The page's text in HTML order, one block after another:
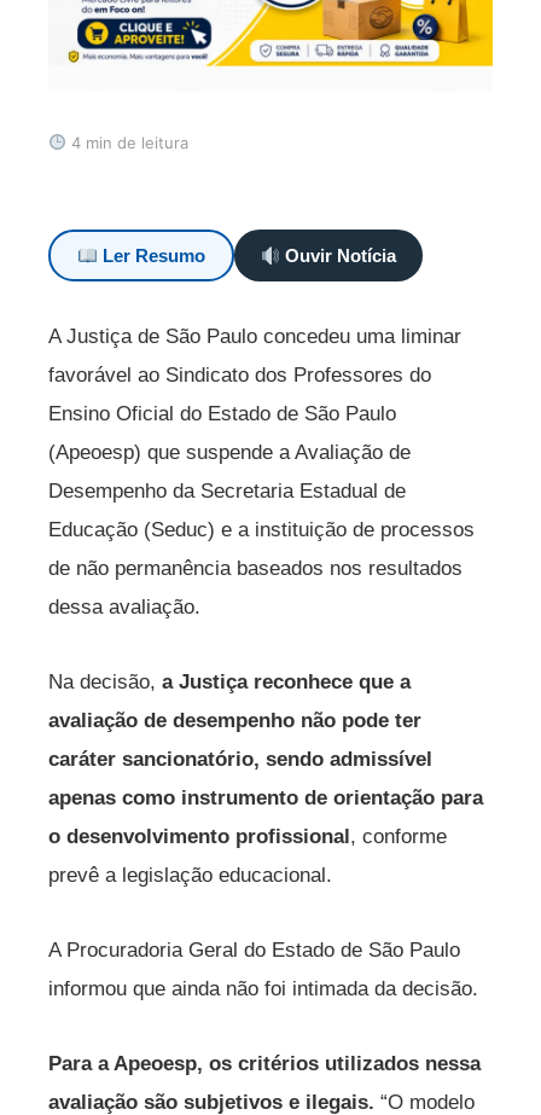
4 min de leitura
Ler Resumo Ouvir Notícia
A Justiça de São Paulo concedeu uma liminar
favorável ao Sindicato dos Professores do
Ensino Oficial do Estado de São Paulo
(Apeoesp) que suspende a Avaliação de
Desempenho da Secretaria Estadual de
Educação (Seduc) e a instituição de processos
de não permanência baseados nos resultados
dessa avaliação.
Na decisão, a Justiça reconhece que a
avaliação de desempenho não pode ter
caráter sancionatório, sendo admissível
apenas como instrumento de orientação para
o desenvolvimento profissional, conforme
prevê a legislação educacional.
A Procuradoria Geral do Estado de São Paulo
informou que ainda não foi intimada da decisão.
Para a Apeoesp, os critérios utilizados nessa
avaliação são subjetivos e ilegais. “O modelo